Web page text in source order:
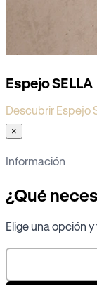
Espejo SELLA
Descubrir Espejo
×
Información
¿Qué
Elige una opción